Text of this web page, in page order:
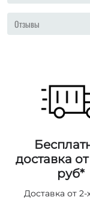
Отзывы
доставка
руб*
Доставка от 2-